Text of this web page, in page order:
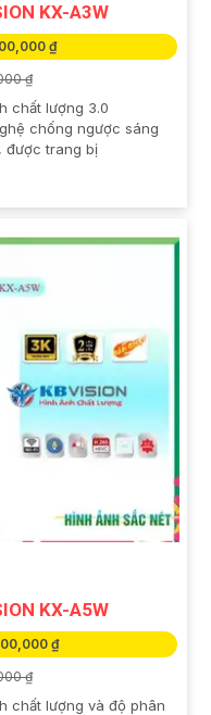
KX-A3W
₫
₫
chất lượng 3.0
chống ngược sáng
được trang bị
KX-A5W
₫
₫
chất lượng và độ phân